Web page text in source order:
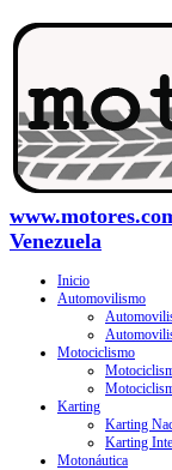
Venezuela
Inicio
Automovilismo
Motociclismo
Karting
Karting
Karting
Motonáutica